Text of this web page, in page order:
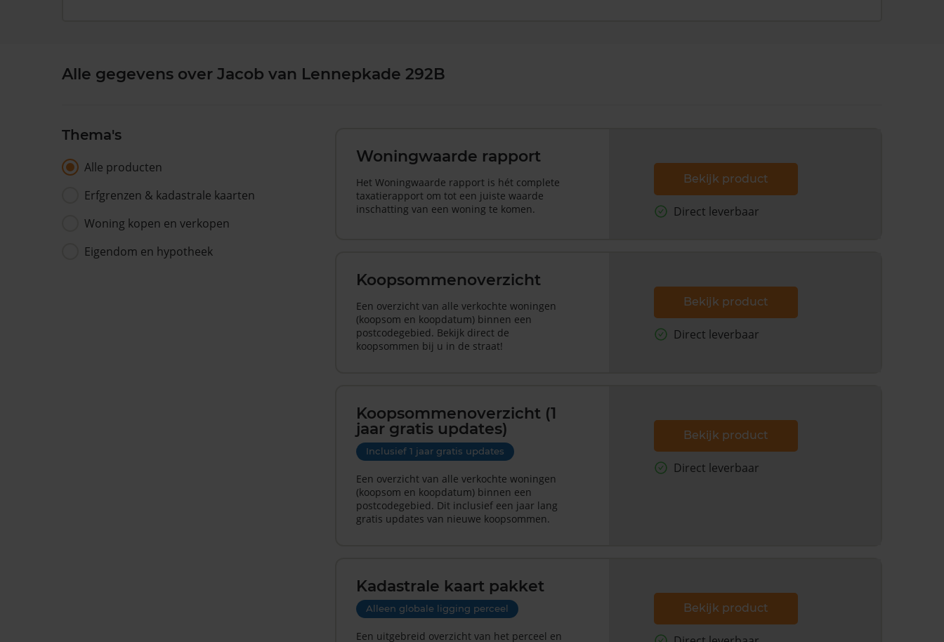
Alle gegevens over Jacob van Lennepkade 292B
Thema's
Alle producten
Erfgrenzen & kadastrale kaarten
Woning kopen en verkopen
Eigendom en hypotheek
Woningwaarde rapport
Het Woningwaarde rapport is hét complete
taxatierapport om tot een juiste waarde
inschatting van een woning te komen.
Bekijk product
Direct leverbaar
Koopsommenoverzicht
Een overzicht van alle verkochte woningen
(koopsom en koopdatum) binnen een
postcodegebied. Bekijk direct de
koopsommen bij u in de straat!
Bekijk product
Direct leverbaar
Koopsommenoverzicht (1
jaar gratis updates)
Inclusief 1 jaar gratis updates
Een overzicht van alle verkochte woningen
(koopsom en koopdatum) binnen een
postcodegebied. Dit inclusief een jaar lang
gratis updates van nieuwe koopsommen.
Bekijk product
Direct leverbaar
Kadastrale kaart pakket
Alleen globale ligging perceel
Een uitgebreid overzicht van het perceel en
Bekijk product